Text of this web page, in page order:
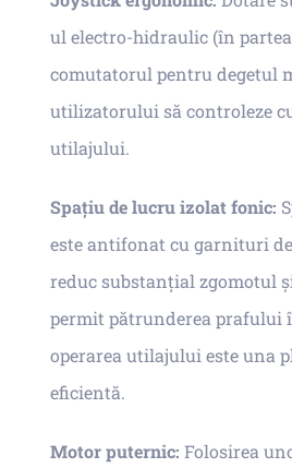
ul electro-hidraulic (în
comutatorul pentru degetul
utilizatorului să controleze
utilajului.
Spațiu de lucru izolat fonic:
este antifonat cu garnituri
reduc substanțial zgomotul
permit pătrunderea prafului
operarea utilajului este una
eficientă.
Motor puternic: Folosirea